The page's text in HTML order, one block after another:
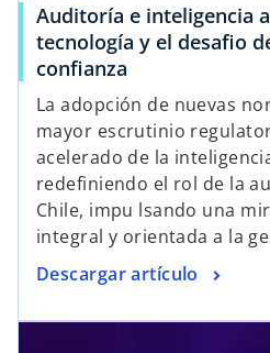
Auditoría e inteligencia
tecnología y el desafio
confianza
La adopción de nuevas
mayor escrutinio
acelerado de la
redefiniendo el rol de la
Chile, impu lsando una
integral y orientada a la
Descargar artículo